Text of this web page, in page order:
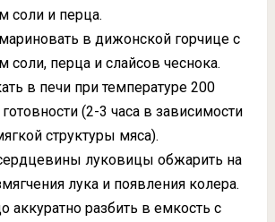
соли и перца.
в дижонской горчице с
соли, перца и слайсов чеснока.
в печи при температуре 200
(2-3 часа в зависимости
структуры мяса).
луковицы обжарить на
лука и появления колера.
аккуратно разбить в емкость с